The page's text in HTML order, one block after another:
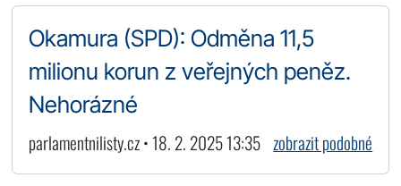
Okamura (SPD): Odměna 11,5
milionu korun z veřejných peněz.
Nehorázné
parlamentnilisty.cz • 18. 2. 2025 13:35 zobrazit podobné